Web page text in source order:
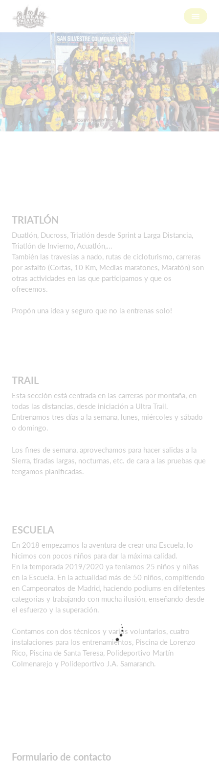
TRIATLÓN
Duatlón, Ducross, Triatlón desde Sprint a Larga Distancia,
Triatlón de Invierno, Acuatlón,...
También las travesías a nado, rutas de cicloturismo, carreras
por asfalto (Cortas, 10 Km, Medias maratones, Maratón) son
otras actividades en las que participamos y que os
ofrecemos.
Propón una idea y seguro que no la entrenas solo!
TRAIL
Esta sección está centrada en las carreras por montaña, en
todas las distancias, desde iniciación a Ultra Trail.
Entrenamos tres días a la semana, lunes, miércoles y sábado
o domingo.
Los fines de semana, aprovechamos para hacer salidas a la
Sierra, tiradas largas, nocturnas, etc. de cara a las pruebas que
tengamos planificadas.
ESCUELA
En 2018 empezamos la aventura de crear una Escuela, lo
hicimos con pocos niños para dar la máxima calidad.
En la temporada 2019/2020 ya teníamos 25 niños y niñas
en la Escuela. En la actualidad más de 50 niños, compitiendo
en Campeonatos de Madrid, haciendo podiums en difetentes
categorias y trabajando con mucha ilusión, enseñando desde
el esfuerzo y la superación.
Contamos con dos técnicos y varios voluntarios, cuatro
instalaciones para los entrenamientos, Piscina de Lorenzo
Rico, Piscina de Santa Teresa, Polideportivo Martín
Colmenarejo y Polideportivo J.A. Samaranch.
Formulario de contacto